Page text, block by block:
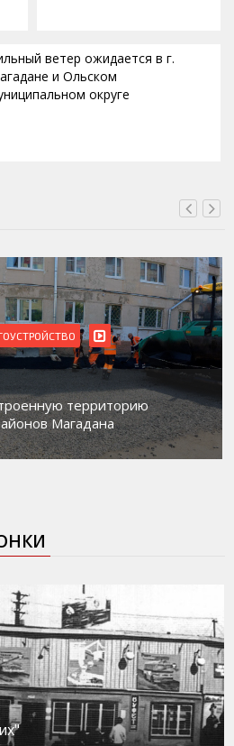
ветер ожидается в г.
и Ольском
округе
территорию
Магадана